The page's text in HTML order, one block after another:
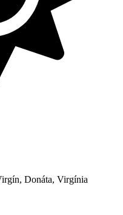
Donáta, Virgínia